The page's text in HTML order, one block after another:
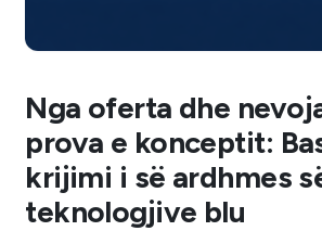
Nga oferta dhe
prova e konceptit:
krijimi i së ardhmes
teknologjive blu